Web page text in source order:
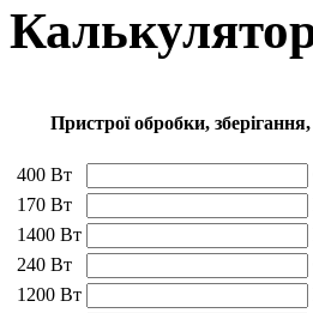
Пристрої обробки,
400 Вт
170 Вт
1400 Вт
240 Вт
1200 Вт